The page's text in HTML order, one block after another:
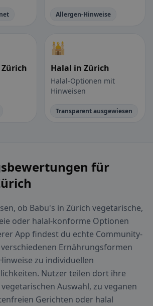
Allergen-Hinweise
🕌
Halal in Zürich
Halal-Optionen mit
Hinweisen
Transparent ausgewiesen
für
ob Babu's in Zürich vegetarische,
oder halal-konforme Optionen
App findest du echte Community-
Ernährungsformen
zu individuellen
Nutzer teilen dort ihre
Auswahl, zu veganen
Gerichten oder halal